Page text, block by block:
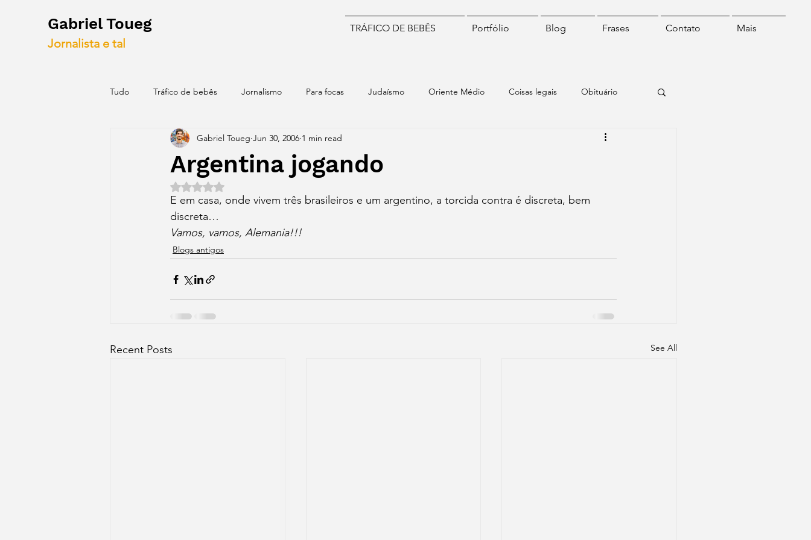
Gabriel Toueg
Jornalista e tal
TRÁFICO DE BEBÊS Portfólio Blog Frases Contato Mais
Tudo Tráfico de bebês Jornalismo Para focas Judaísmo Oriente Médio Coisas legais Obituário
Blogs antigos Mapas Idiomas Numismática Frase do dia
Argentina jogando
Gabriel Toueg Jun 30, 2006 1 min read
Rated NaN out of 5 stars.
E em casa, onde vivem três brasileiros e um argentino, a torcida contra é discreta, bem
discreta…
Vamos, vamos, Alemania!!!
Blogs antigos
Recent Posts See All